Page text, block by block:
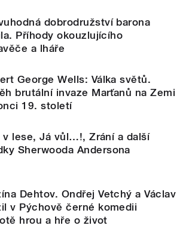
dobrodružství barona
Příhody okouzlujícího
a lháře
George Wells: Válka světů.
brutální invaze Marťanů na Zemi
19. století
v lese, Já vůl…!, Zrání a další
Sherwooda Andersona
Dehtov. Ondřej Vetchý a Václav
v Pýchově černé komedii
hrou a hře o život